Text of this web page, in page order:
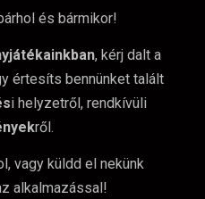
és bármikor!
, kérj dalt a
értesíts bennünket talált
i helyzetről, rendkívüli
ről.
vagy küldd el nekünk
alkalmazással!